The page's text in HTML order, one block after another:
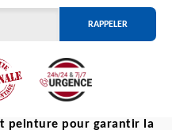
peinture pour garantir la